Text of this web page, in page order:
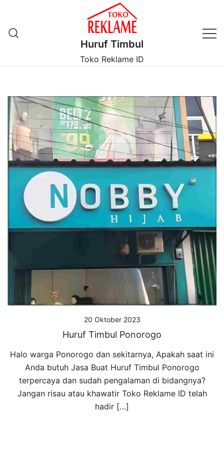
konten
Huruf Timbul
Toko Reklame ID
20 Oktober 2023
Huruf Timbul Ponorogo
Halo warga Ponorogo dan sekitarnya, Apakah saat ini
Anda butuh Jasa Buat Huruf Timbul Ponorogo
terpercaya dan sudah pengalaman di bidangnya?
Jangan risau atau khawatir Toko Reklame ID telah
hadir […]